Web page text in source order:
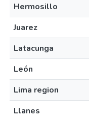
Hermosillo
Juarez
Latacunga
León
Lima region
Llanes